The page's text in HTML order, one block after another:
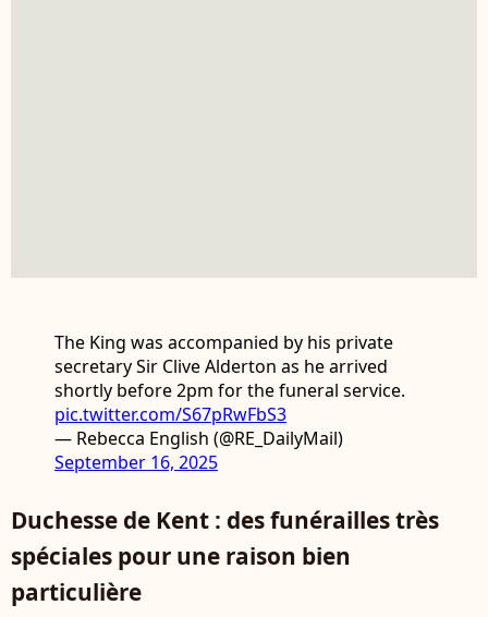
The King was accompanied by his private
secretary Sir Clive Alderton as he arrived
shortly before 2pm for the funeral service.
pic.twitter.com/S67pRwFbS3
— Rebecca English (@RE_DailyMail)
September 16, 2025
Duchesse de Kent : des funérailles très
spéciales pour une raison bien
particulière